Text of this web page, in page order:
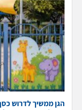
הגן ממשיך לדרוש